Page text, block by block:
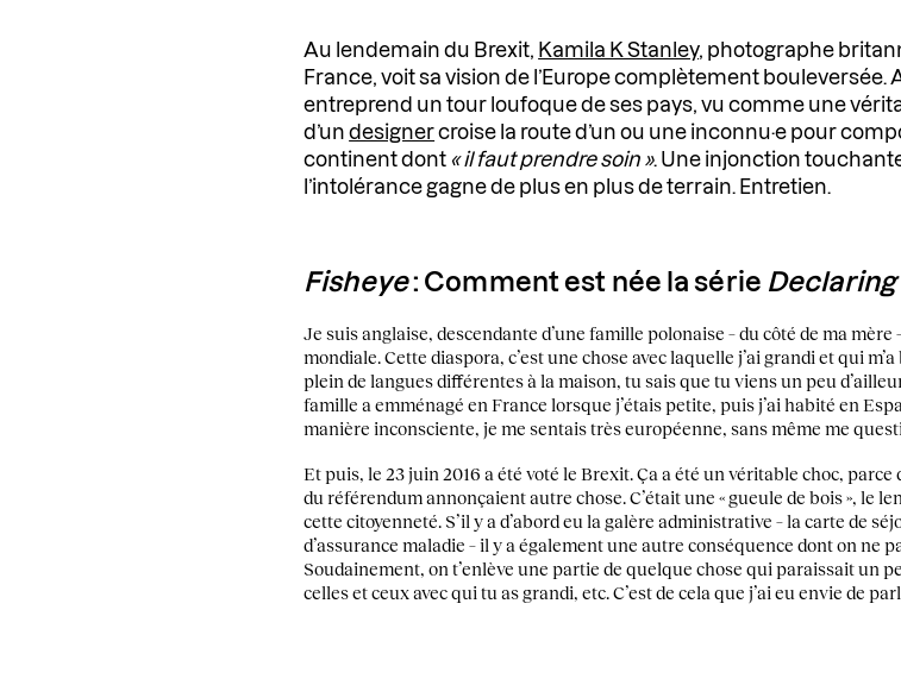
Au lendemain du Brexit, Kamila K Stanley, photographe
France, voit sa vision de l’Europe complètement bouleversée.
entreprend un tour loufoque de ses pays, vu comme une
d’undesignercroise la route d’un ou une inconnu·e pour
continent dont « il faut prendre soin ». Une injonction
l’intolérance gagne de plus en plus de terrain. Entretien.
Fisheye: Comment est née la série
Je suis anglaise, descendante d’une famille polonaise – du côté de ma
mondiale. Cette diaspora, c’est une chose avec laquelle j’ai grandi et qui
plein de langues différentes à la maison, tu sais que tu viens un peu
famille a emménagé en France lorsque j’étais petite, puis j’ai habité en
manière inconsciente, je me sentais très européenne, sans même me
Et puis, le 23 juin 2016 a été voté le Brexit. Ça a été un véritable choc,
du référendum annonçaient autre chose. C’était une « gueule de bois », le
cette citoyenneté. S’il y a d’abord eu la galère administrative – la carte de
d’assurance maladie – il y a également une autre conséquence dont on ne
Soudainement, on t’enlève une partie de quelque chose qui paraissait un
celles et ceux avec qui tu as grandi, etc. C’est de cela que j’ai eu envie de